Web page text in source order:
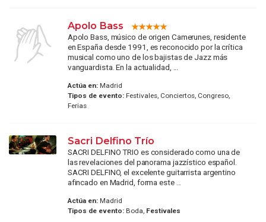
Apolo Bass
Apolo Bass, músico de origen Camerunes, residente
en España desde 1991, es reconocido por la crítica
musical como uno de los bajistas de Jazz más
vanguardista. En la actualidad, ...
Actúa en:Madrid
Tipos de evento:Festivales, Conciertos, Congreso,
Ferias
Sacri Delfino Trío
SACRI DELFINO TRIO es considerado como una de
las revelaciones del panorama jazzístico español.
SACRI DELFINO, el excelente guitarrista argentino
afincado en Madrid, forma este ...
Actúa en:Madrid
Tipos de evento:Boda, Festivales